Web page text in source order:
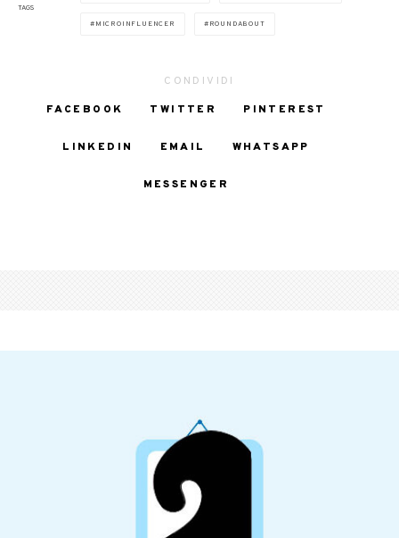
TAGS
MICROINFLUENCER ROUNDABOUT
CONDIVIDI
FACEBOOK
TWITTER PINTEREST
LINKEDIN EMAIL WHATSAPP
MESSENGER